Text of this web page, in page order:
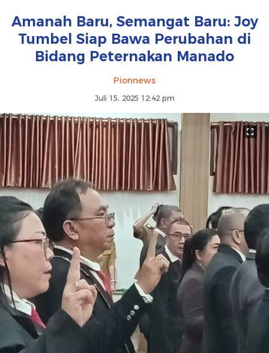
Amanah Baru, Semangat Baru: Joy
Tumbel Siap Bawa Perubahan di
Bidang Peternakan Manado
Pionnews
Juli 15, 2025 12:42 pm